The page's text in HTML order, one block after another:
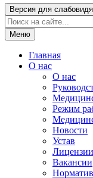
Версия для
Меню
Главная
О нас
О нас
Режим
Новости
Устав
Лицензии
Вакансии